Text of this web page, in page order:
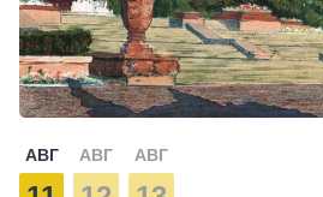
АВГ АВГ АВГ